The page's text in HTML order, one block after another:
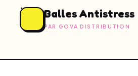
Balles Antistress
PAR GOVA DISTRIBUTION